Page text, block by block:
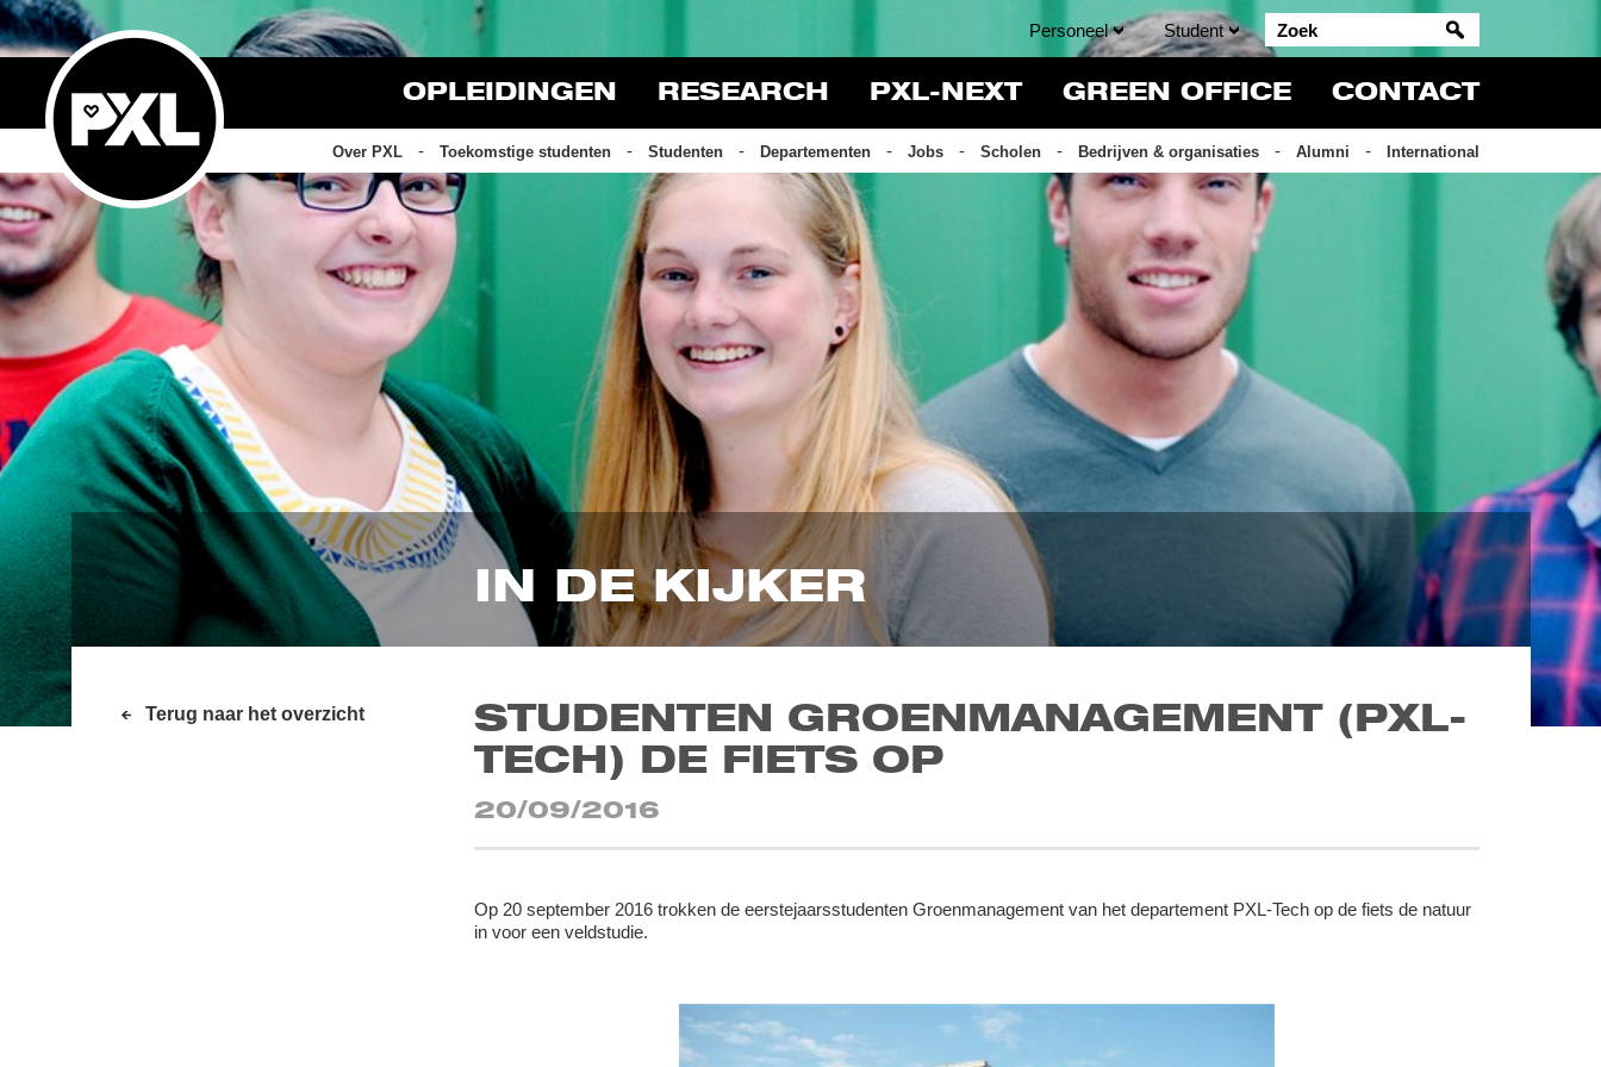
Personeel Student
OPLEIDINGEN RESEARCH PXL-NEXT GREEN OFFICE CONTACT
Over PXL Toekomstige studenten Studenten Departementen Jobs Scholen Bedrijven & organisaties Alumni International
IN DE KIJKER
Terug naar het overzicht
STUDENTEN GROENMANAGEMENT (PXL-
TECH) DE FIETS OP
20/09/2016
Op 20 september 2016 trokken de eerstejaarsstudenten Groenmanagement van het departement PXL-Tech op de fiets de natuur
in voor een veldstudie.